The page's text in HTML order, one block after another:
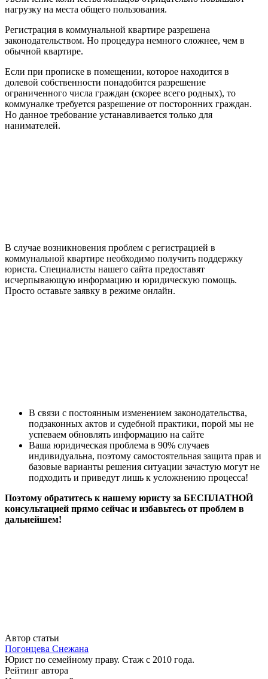
нагрузку на места общего пользования.
Регистрация в коммунальной квартире разрешена
законодательством. Но процедура немного сложнее, чем в
обычной квартире.
Если при прописке в помещении, которое находится в
долевой собственности понадобится разрешение
ограниченного числа граждан (скорее всего родных), то
коммуналке требуется разрешение от посторонних граждан.
Но данное требование устанавливается только для
нанимателей.
В случае возникновения проблем с регистрацией в
коммунальной квартире необходимо получить поддержку
юриста. Специалисты нашего сайта предоставят
исчерпывающую информацию и юридическую помощь.
Просто оставьте заявку в режиме онлайн.
В связи с постоянным изменением законодательства,
подзаконных актов и судебной практики, порой мы не
успеваем обновлять информацию на сайте
Ваша юридическая проблема в 90% случаев
индивидуальна, поэтому самостоятельная защита прав и
базовые варианты решения ситуации зачастую могут не
подходить и приведут лишь к усложнению процесса!
Поэтому обратитесь к нашему юристу за БЕСПЛАТНОЙ
консультацией прямо сейчас и избавьтесь от проблем в
дальнейшем!
Автор статьи
Погонцева Снежана
Юрист по семейному праву. Стаж с 2010 года.
Рейтинг автора